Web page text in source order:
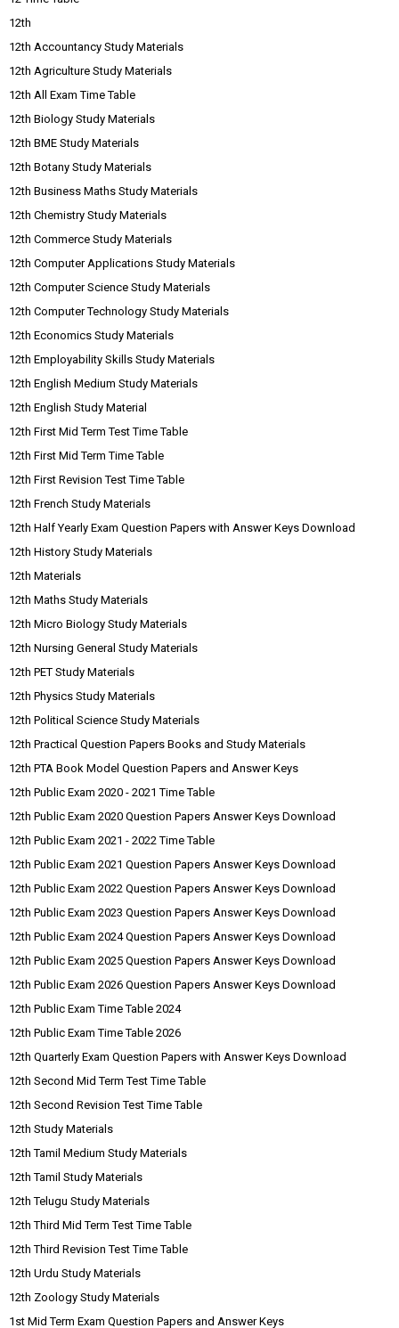
12th
12th Accountancy Study Materials
12th Agriculture Study Materials
12th All Exam Time Table
12th Biology Study Materials
12th BME Study Materials
12th Botany Study Materials
12th Business Maths Study Materials
12th Chemistry Study Materials
12th Commerce Study Materials
12th Computer Applications Study Materials
12th Computer Science Study Materials
12th Computer Technology Study Materials
12th Economics Study Materials
12th Employability Skills Study Materials
12th English Medium Study Materials
12th English Study Material
12th First Mid Term Test Time Table
12th First Mid Term Time Table
12th First Revision Test Time Table
12th French Study Materials
12th Half Yearly Exam Question Papers with Answer Keys Download
12th History Study Materials
12th Materials
12th Maths Study Materials
12th Micro Biology Study Materials
12th Nursing General Study Materials
12th PET Study Materials
12th Physics Study Materials
12th Political Science Study Materials
12th Practical Question Papers Books and Study Materials
12th PTA Book Model Question Papers and Answer Keys
12th Public Exam 2020 - 2021 Time Table
12th Public Exam 2020 Question Papers Answer Keys Download
12th Public Exam 2021 - 2022 Time Table
12th Public Exam 2021 Question Papers Answer Keys Download
12th Public Exam 2022 Question Papers Answer Keys Download
12th Public Exam 2023 Question Papers Answer Keys Download
12th Public Exam 2024 Question Papers Answer Keys Download
12th Public Exam 2025 Question Papers Answer Keys Download
12th Public Exam 2026 Question Papers Answer Keys Download
12th Public Exam Time Table 2024
12th Public Exam Time Table 2026
12th Quarterly Exam Question Papers with Answer Keys Download
12th Second Mid Term Test Time Table
12th Second Revision Test Time Table
12th Study Materials
12th Tamil Medium Study Materials
12th Tamil Study Materials
12th Telugu Study Materials
12th Third Mid Term Test Time Table
12th Third Revision Test Time Table
12th Urdu Study Materials
12th Zoology Study Materials
1st Mid Term Exam Question Papers and Answer Keys